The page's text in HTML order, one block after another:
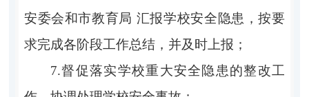
安委会和市教育局 汇报学校安全隐患，按要
求完成各阶段工作总结，并及时上报；
7.督促落实学校重大安全隐患的整改工